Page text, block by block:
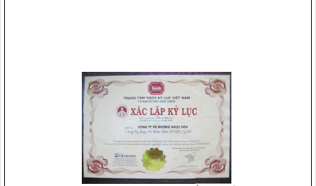
xác lập kỷ lục là "Công ty dạy võ đầu tiên ở Việt Nam"